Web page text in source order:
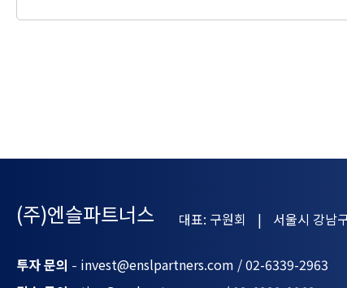
(주)엔슬파트너스 대표: 구원회 서울시 강남
투자 문의 - invest@enslpartners.com / 02-6339-2963